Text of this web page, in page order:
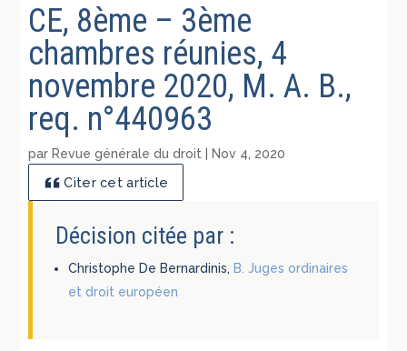
CE, 8ème – 3ème
chambres réunies, 4
novembre 2020, M. A. B.,
req. n°440963
par Revue générale du droit Nov 4, 2020
Citer cet article
Décision citée par :
Christophe De Bernardinis, B. Juges ordinaires
et droit européen